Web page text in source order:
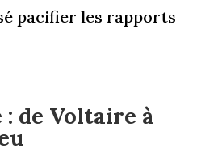
pacifier les rapports
: de Voltaire à